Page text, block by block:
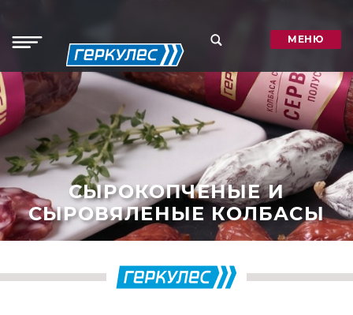
МЕНЮ
СЫРОКОПЧЕНЫЕ И
СЫРОВЯЛЕНЫЕ КОЛБАСЫ